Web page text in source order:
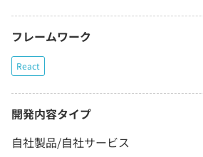
フレームワーク
React
開発内容タイプ
自社製品/自社サービス